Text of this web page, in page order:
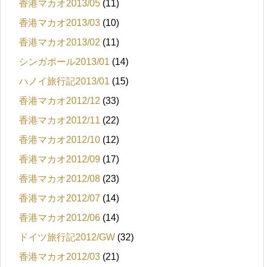
香港マカオ2013/05 (11)
香港マカオ2013/03 (10)
香港マカオ2013/02 (11)
シンガポール2013/01 (14)
ハノイ旅行記2013/01 (15)
香港マカオ2012/12 (33)
香港マカオ2012/11 (22)
香港マカオ2012/10 (12)
香港マカオ2012/09 (17)
香港マカオ2012/08 (23)
香港マカオ2012/07 (14)
香港マカオ2012/06 (14)
ドイツ旅行記2012/GW (32)
香港マカオ2012/03 (21)